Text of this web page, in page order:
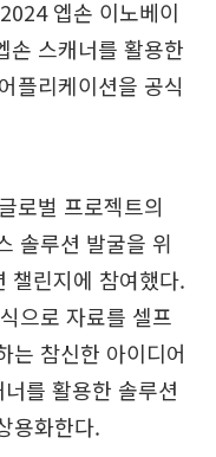
엡손 이노베이
손 스캐너를 활용한
플리케이션을 공식
로벌 프로젝트의
솔루션 발굴을 위
챌린지에 참여했다.
으로 자료를 셀프
는 참신한 아이디어
를 활용한 솔루션
용화한다.